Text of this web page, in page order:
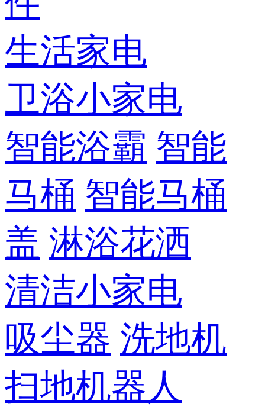
生活家电
卫浴小家电
智能浴霸 智能
马桶 智能马桶
盖 淋浴花洒
清洁小家电
吸尘器 洗地机
扫地机器人